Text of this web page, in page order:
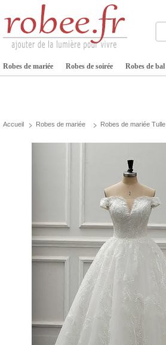
Robes de mariée Robes de soirée Robes de bal
Accueil Robes de mariée Robes de mariée Tulle